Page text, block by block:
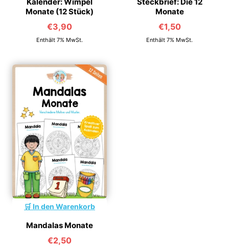
Kalender: Wimpel
Monate (12 Stück)
€3,90
Enthält 7% MwSt.
Steckbrief: Die 12
Monate
€1,50
Enthält 7% MwSt.
In den Warenkorb
Mandalas Monate
€2,50